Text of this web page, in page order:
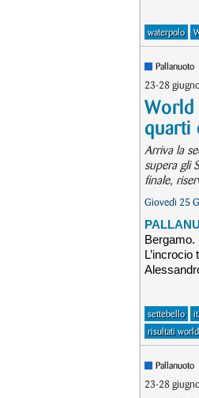
waterpolo
Pallanuoto
23-28
World
quarti
Arriva la
supera gli
finale,
Giovedì 25
Bergamo.
settebello
risultati
Pallanuoto
23-28